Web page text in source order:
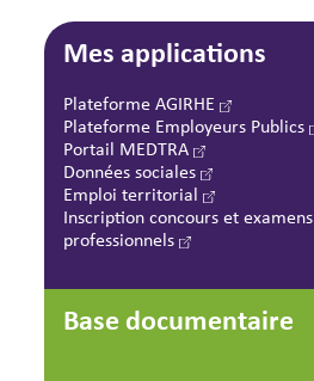
Mes applications
Plateforme AGIRHE
Plateforme Employeurs Publics
Portail MEDTRA
Données sociales
Emploi territorial
Inscription concours et examens
professionnels
Base documentaire